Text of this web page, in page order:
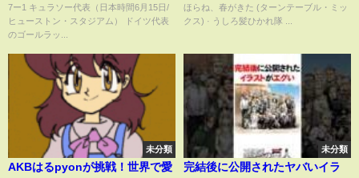
「エグいって」「無慈悲すぎ
る」FWハヴァーツ、ゴールラッ
TIMES)
7ー1 キュラソー代表（日本時間6月15日/
ヒューストン・スタジアム） ドイツ代表
のゴールラッ...
ほらね、春がきた (ターンテーブル・ミッ
クス) · うしろ髪ひかれ隊 ...
未分類
AKBはるpyonが挑戦！世界で愛
未分類
完結後に公開されたヤバいイラ